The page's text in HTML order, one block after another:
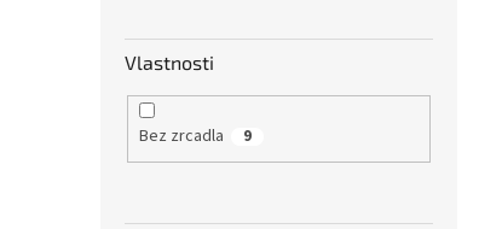
Vlastnosti
Bez zrcadla 9